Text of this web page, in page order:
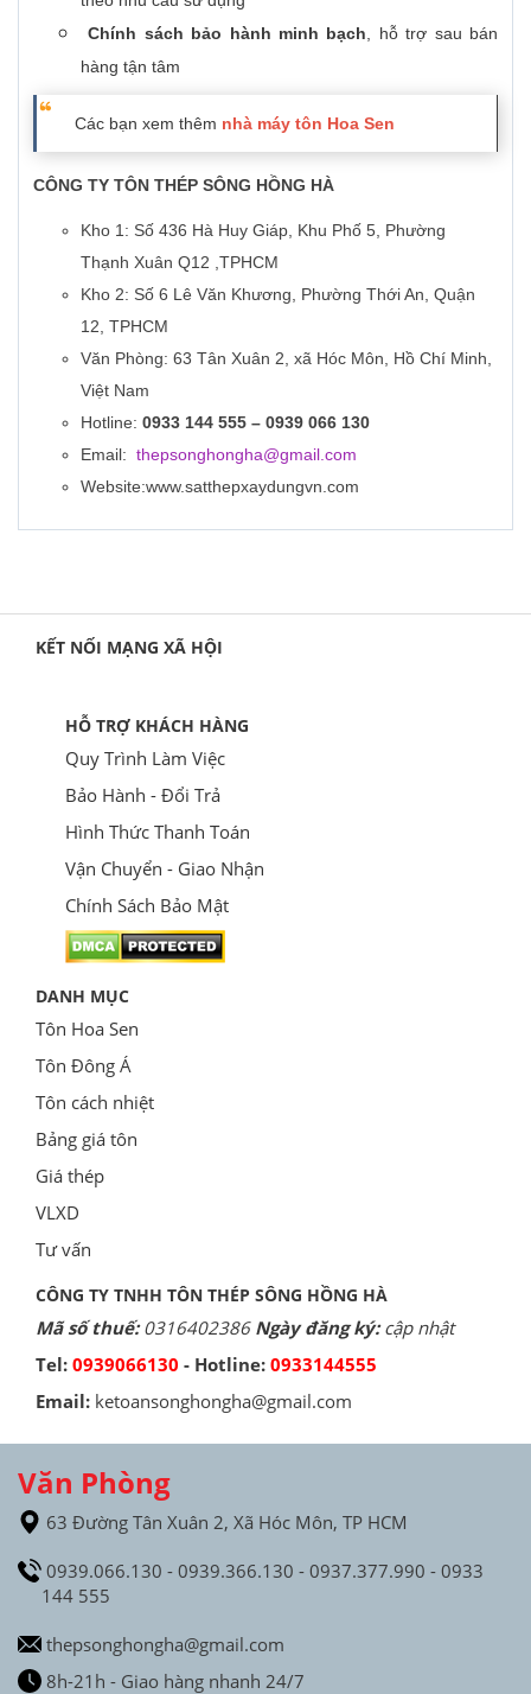
Chính sách bảo hành minh bạch, hỗ trợ sau bán
hàng tận tâm
Các bạn xem thêm nhà máy tôn Hoa Sen
CÔNG TY TÔN THÉP SÔNG HỒNG HÀ
Kho 1: Số 436 Hà Huy Giáp, Khu Phố 5, Phường
Thạnh Xuân Q12 ,TPHCM
Kho 2: Số 6 Lê Văn Khương, Phường Thới An, Quận
12, TPHCM
Văn Phòng: 63 Tân Xuân 2, xã Hóc Môn, Hồ Chí Minh,
Việt Nam
Hotline: 0933 144 555 – 0939 066 130
Email: thepsonghongha@gmail.com
Website:www.satthepxaydungvn.com
KẾT NỐI MẠNG XÃ HỘI
HỖ TRỢ KHÁCH HÀNG
Quy Trình Làm Việc
Bảo Hành - Đổi Trả
Hình Thức Thanh Toán
Vận Chuyển - Giao Nhận
Chính Sách Bảo Mật
DANH MỤC
Tôn Hoa Sen
Tôn Đông Á
Tôn cách nhiệt
Bảng giá tôn
Giá thép
VLXD
Tư vấn
CÔNG TY TNHH TÔN THÉP SÔNG HỒNG HÀ
Mã số thuế:0316402386Ngày đăng ký:cập nhật
Tel: 0939066130 - Hotline: 0933144555
Email: ketoansonghongha@gmail.com
Văn Phòng
63 Đường Tân Xuân 2, Xã Hóc Môn, TP HCM
0939.066.130 - 0939.366.130 - 0937.377.990 - 0933
144 555
thepsonghongha@gmail.com
8h-21h - Giao hàng nhanh 24/7